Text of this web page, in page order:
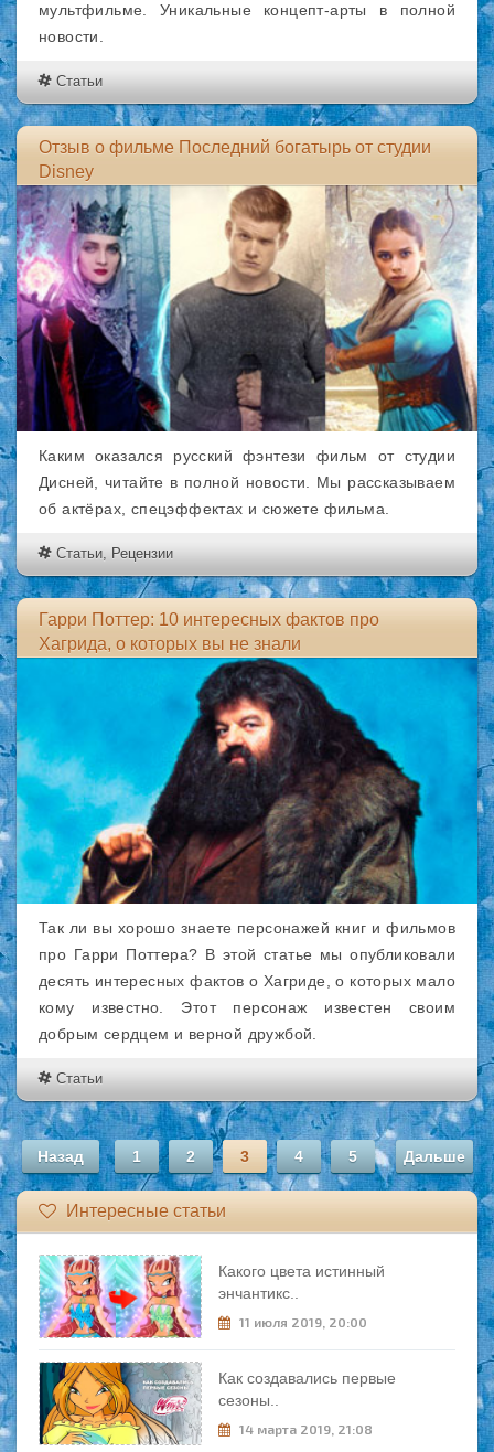
мультфильме. Уникальные концепт-арты в полной
новости.
Статьи
Отзыв о фильме Последний богатырь от студии
Disney
Каким оказался русский фэнтези фильм от студии
Дисней, читайте в полной новости. Мы рассказываем
об актёрах, спецэффектах и сюжете фильма.
Статьи, Рецензии
Гарри Поттер: 10 интересных фактов про
Хагрида, о которых вы не знали
Так ли вы хорошо знаете персонажей книг и фильмов
про Гарри Поттера? В этой статье мы опубликовали
десять интересных фактов о Хагриде, о которых мало
кому известно. Этот персонаж известен своим
добрым сердцем и верной дружбой.
Статьи
Назад 1 2 3 4 5 Дальше
Интересные статьи
Какого цвета истинный
энчантикс..
11 июля 2019, 20:00
Как создавались первые
сезоны..
14 марта 2019, 21:08